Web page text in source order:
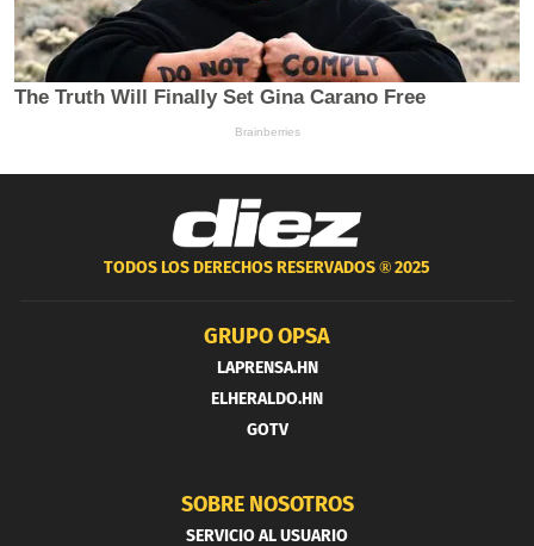
TODOS LOS DERECHOS RESERVADOS ®2025
GRUPO OPSA
LAPRENSA.HN
ELHERALDO.HN
GOTV
SOBRE NOSOTROS
SERVICIO AL USUARIO